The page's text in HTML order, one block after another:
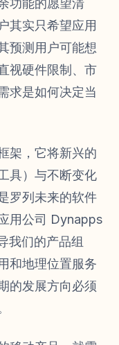
功能的愿望清
其实只希望应用
预测用户可能想
视硬件限制、市
求是如何决定当
架，它将新兴的
具）与不断变化
罗列未来的软件
用公司 Dynapps
我们的产品组
和地理位置服务
的发展方向必须